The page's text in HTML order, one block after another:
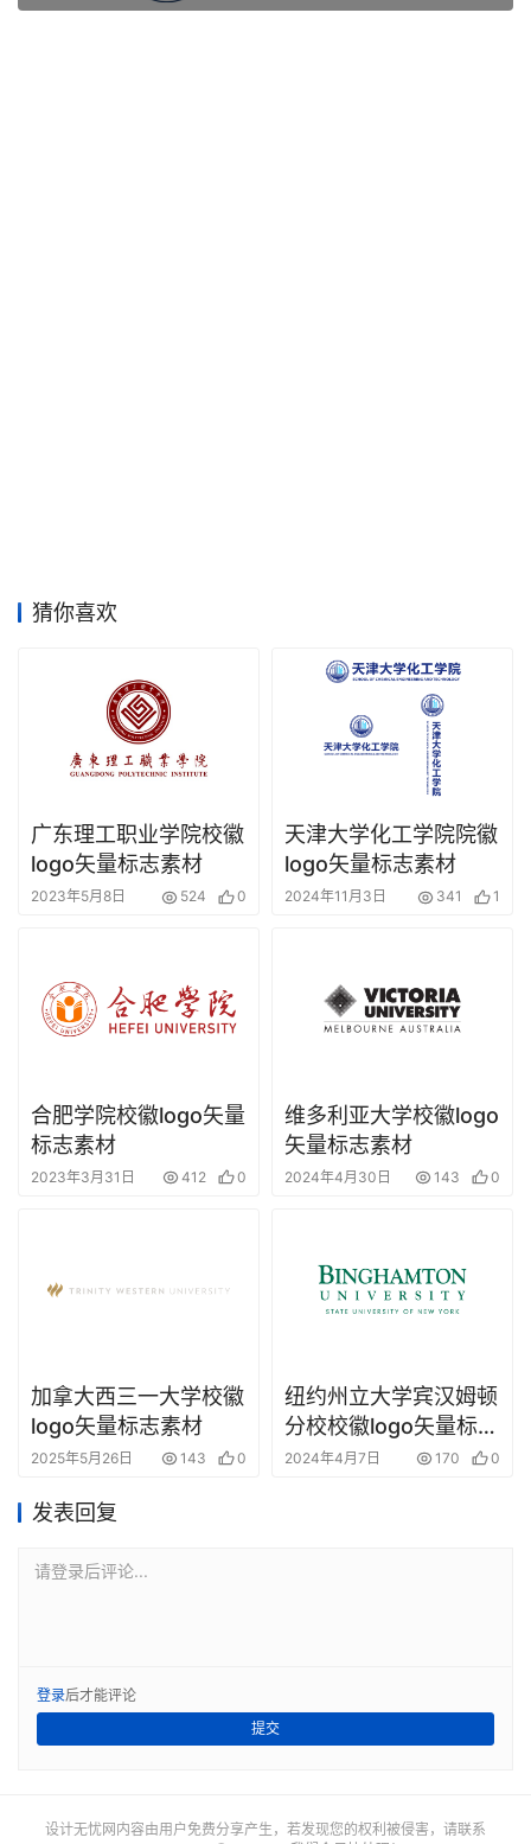
空
猜你喜欢
广东理工职业学院校徽
logo矢量标志素材
2023年5月8日 524 0
天津大学化工学院院徽
logo矢量标志素材
2024年11月3日 341 1
合肥学院校徽logo矢量
标志素材
2023年3月31日 412 0
维多利亚大学校徽logo
矢量标志素材
2024年4月30日 143 0
加拿大西三一大学校徽
logo矢量标志素材
2025年5月26日 143 0
纽约州立大学宾汉姆顿
分校校徽logo矢量标志
素材
2024年4月7日 170 0
发表回复
请登录后评论...
登录后才能评论
提交
设计无忧网内容由用户免费分享产生，若发现您的权利被侵害，请联系